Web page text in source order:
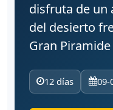
disfruta de un
del desierto
Gran Piramide
12 días 09-